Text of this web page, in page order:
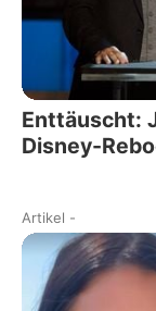
Enttäuscht:
Disney-
Artikel -